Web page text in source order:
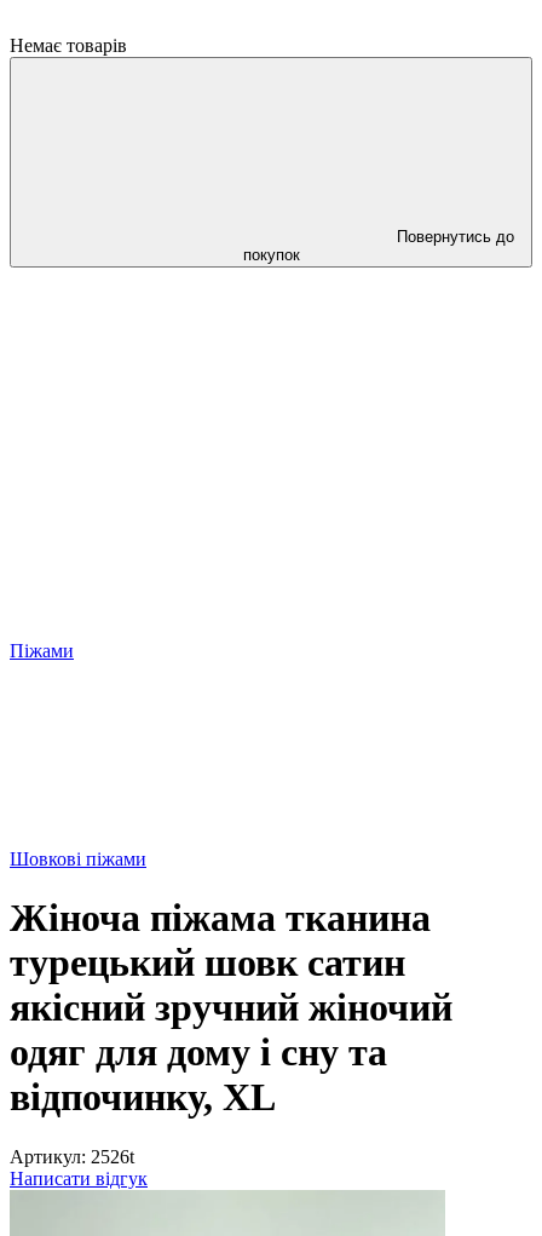
Немає товарів
Повернутись до
покупок
Піжами
Шовкові піжами
Жіноча піжама тканина
турецький шовк сатин
якісний зручний жіночий
одяг для дому і сну та
відпочинку, XL
Артикул: 2526t
Написати відгук